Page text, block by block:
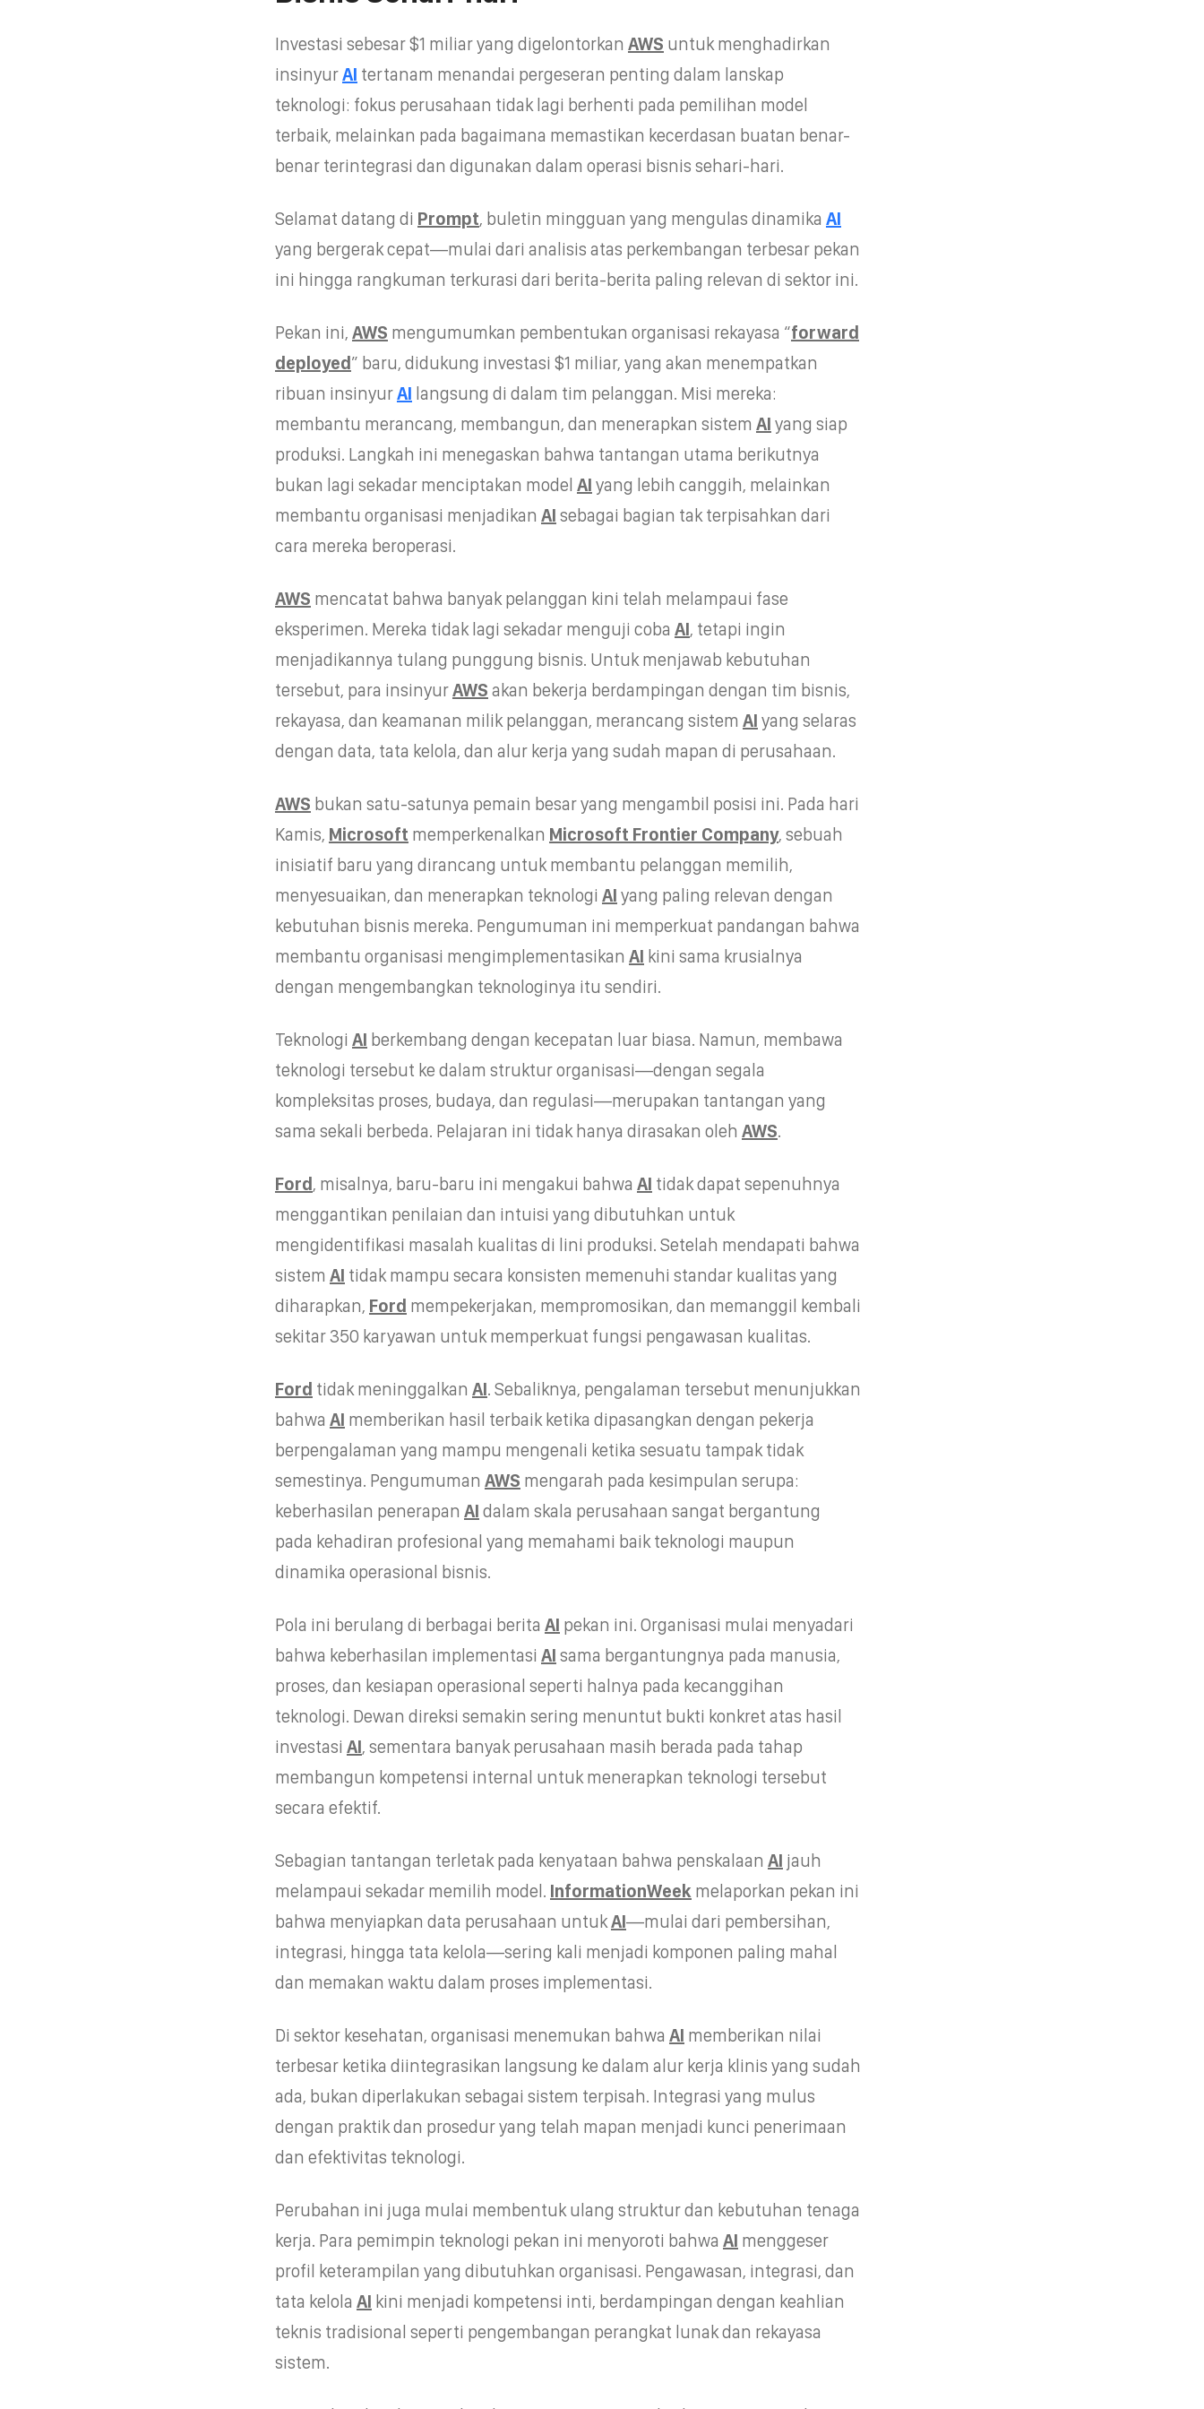
Investasi sebesar $1 miliar yang digelontorkan AWS untuk menghadirkan
insinyurAI tertanam menandai pergeseran penting dalam lanskap
teknologi: fokus perusahaan tidak lagi berhenti pada pemilihan model
terbaik, melainkan pada bagaimana memastikan kecerdasan buatan benar-
benar terintegrasi dan digunakan dalam operasi bisnis sehari-hari.
Selamat datang di Prompt, buletin mingguan yang mengulas dinamika AI
yang bergerak cepat—mulai dari analisis atas perkembangan terbesar pekan
ini hingga rangkuman terkurasi dari berita-berita paling relevan di sektor ini.
Pekan ini, AWS mengumumkan pembentukan organisasi rekayasa “forward
deployed” baru, didukung investasi $1 miliar, yang akan menempatkan
ribuan insinyurAI langsung di dalam tim pelanggan. Misi mereka:
membantu merancang, membangun, dan menerapkan sistem AI yang siap
produksi. Langkah ini menegaskan bahwa tantangan utama berikutnya
bukan lagi sekadar menciptakan model AI yang lebih canggih, melainkan
membantu organisasi menjadikan AI sebagai bagian tak terpisahkan dari
cara mereka beroperasi.
AWS mencatat bahwa banyak pelanggan kini telah melampaui fase
eksperimen. Mereka tidak lagi sekadar menguji coba AI, tetapi ingin
menjadikannya tulang punggung bisnis. Untuk menjawab kebutuhan
tersebut, para insinyurAWS akan bekerja berdampingan dengan tim bisnis,
rekayasa, dan keamanan milik pelanggan, merancang sistem AI yang selaras
dengan data, tata kelola, dan alur kerja yang sudah mapan di perusahaan.
AWS bukan satu-satunya pemain besar yang mengambil posisi ini. Pada hari
Kamis, Microsoft memperkenalkan Microsoft Frontier Company, sebuah
inisiatif baru yang dirancang untuk membantu pelanggan memilih,
menyesuaikan, dan menerapkan teknologi AI yang paling relevan dengan
kebutuhan bisnis mereka. Pengumuman ini memperkuat pandangan bahwa
membantu organisasi mengimplementasikan AI kini sama krusialnya
dengan mengembangkan teknologinya itu sendiri.
Teknologi AI berkembang dengan kecepatan luar biasa. Namun, membawa
teknologi tersebut ke dalam struktur organisasi—dengan segala
kompleksitas proses, budaya, dan regulasi—merupakan tantangan yang
sama sekali berbeda. Pelajaran ini tidak hanya dirasakan oleh AWS.
Ford, misalnya, baru-baru ini mengakui bahwa AI tidak dapat sepenuhnya
menggantikan penilaian dan intuisi yang dibutuhkan untuk
mengidentifikasi masalah kualitas di lini produksi. Setelah mendapati bahwa
sistem AI tidak mampu secara konsisten memenuhi standar kualitas yang
diharapkan, Ford mempekerjakan, mempromosikan, dan memanggil kembali
sekitar 350 karyawan untuk memperkuat fungsi pengawasan kualitas.
Ford tidak meninggalkan AI. Sebaliknya, pengalaman tersebut menunjukkan
bahwa AI memberikan hasil terbaik ketika dipasangkan dengan pekerja
berpengalaman yang mampu mengenali ketika sesuatu tampak tidak
semestinya. Pengumuman AWS mengarah pada kesimpulan serupa:
keberhasilan penerapan AI dalam skala perusahaan sangat bergantung
pada kehadiran profesional yang memahami baik teknologi maupun
dinamika operasional bisnis.
Pola ini berulang di berbagai berita AI pekan ini. Organisasi mulai menyadari
bahwa keberhasilan implementasi AI sama bergantungnya pada manusia,
proses, dan kesiapan operasional seperti halnya pada kecanggihan
teknologi. Dewan direksi semakin sering menuntut bukti konkret atas hasil
investasi AI, sementara banyak perusahaan masih berada pada tahap
membangun kompetensi internal untuk menerapkan teknologi tersebut
secara efektif.
Sebagian tantangan terletak pada kenyataan bahwa penskalaan AI jauh
melampaui sekadar memilih model. InformationWeek melaporkan pekan ini
bahwa menyiapkan data perusahaan untukAI—mulai dari pembersihan,
integrasi, hingga tata kelola—sering kali menjadi komponen paling mahal
dan memakan waktu dalam proses implementasi.
Di sektor kesehatan, organisasi menemukan bahwa AI memberikan nilai
terbesar ketika diintegrasikan langsung ke dalam alur kerja klinis yang sudah
ada, bukan diperlakukan sebagai sistem terpisah. Integrasi yang mulus
dengan praktik dan prosedur yang telah mapan menjadi kunci penerimaan
dan efektivitas teknologi.
Perubahan ini juga mulai membentuk ulang struktur dan kebutuhan tenaga
kerja. Para pemimpin teknologi pekan ini menyoroti bahwa AI menggeser
profil keterampilan yang dibutuhkan organisasi. Pengawasan, integrasi, dan
tata kelola AI kini menjadi kompetensi inti, berdampingan dengan keahlian
teknis tradisional seperti pengembangan perangkat lunak dan rekayasa
sistem.